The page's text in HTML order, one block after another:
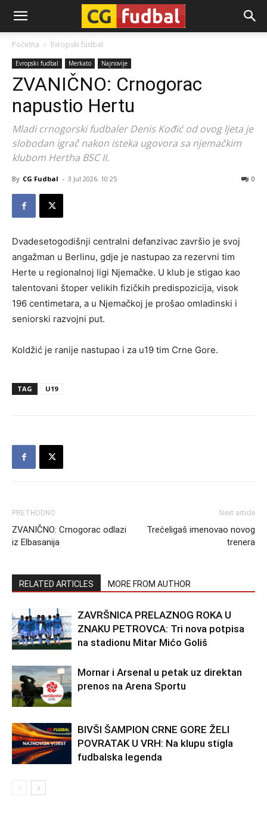
CG-
Fudbal
Početna Evropski fudbal
Evropski fudbal Merkato Najnovije
ZVANIČNO: Crnogorac
napustio Hertu
Mladi crnogorski fudbaler Denis Kođić od ovog ljeta je
slobodan igrač nakon isteka ugovora sa njemačkim
klubom Hertha BSC II.
By CG Fudbal - 3 Jul 2026. 10:25 0
Dvadesetogodišnji centralni defanzivac završio je svoj
angažman u Berlinu, gdje je nastupao za rezervni tim
Herte u regionalnoj ligi Njemačke. U klub je stigao kao
talentovani štoper velikih fizičkih predispozicija, visok
196 centimetara, a u Njemačkoj je prošao omladinski i
seniorski razvojni put.
Koldžić je ranije nastupao i za u19 tim Crne Gore.
TAG U19
PRETHODNO
ZVANIČNO: Crnogorac odlazi
iz Elbasanija
Next article
Trećeligaš imenovao novog
trenera
RELATED ARTICLES MORE FROM AUTHOR
ZAVRŠNICA PRELAZNOG ROKA U
ZNAKU PETROVCA: Tri nova potpisa
na stadionu Mitar Mićo Goliš
Mornar i Arsenal u petak uz direktan
prenos na Arena Sportu
BIVŠI ŠAMPION CRNE GORE ŽELI
POVRATAK U VRH: Na klupu stigla
fudbalska legenda